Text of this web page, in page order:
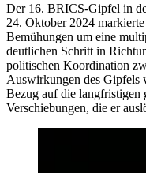
Der 16. BRICS-Gipfel in
24. Oktober 2024
Bemühungen um eine
deutlichen Schritt in
politischen Koordination
Auswirkungen des Gipfels
Bezug auf die langfristigen
Verschiebungen, die er